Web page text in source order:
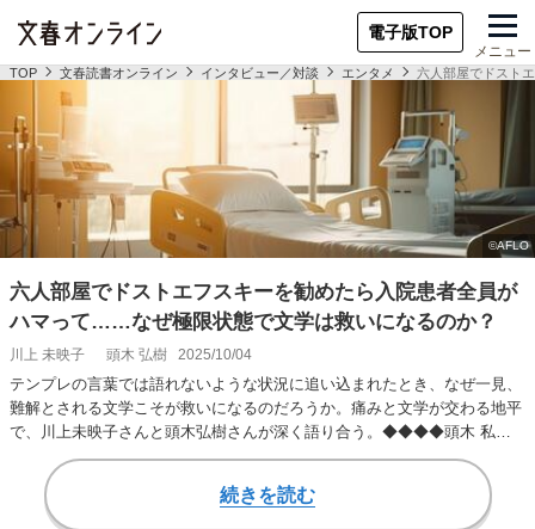
電子版TOP
メニュー
TOP 文春読書オンライン インタビュー／対談 エンタメ 六人部屋でドスト
六人部屋でドストエフスキーを勧めたら入院患者全員が
ハマって……なぜ極限状態で文学は救いになるのか？
川上 未映子 頭木 弘樹 2025/10/04
テンプレの言葉では語れないような状況に追い込まれたとき、なぜ一見、
難解とされる文学こそが救いになるのだろうか。痛みと文学が交わる地平
で、川上未映子さんと頭木弘樹さんが深く語り合う。◆◆◆◆頭木 私は
もともと本を読ま…
続きを読む